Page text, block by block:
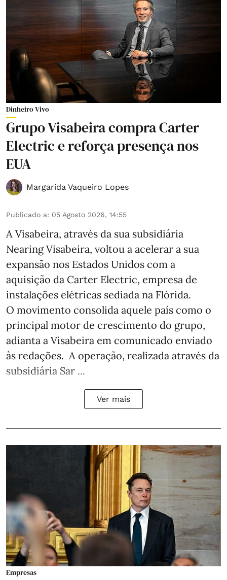
Dinheiro Vivo
Grupo Visabeira compra Carter
Electric e reforça presença nos
EUA
Margarida Vaqueiro Lopes
Publicado a: 05 Agosto 2026, 14:55
A Visabeira, através da sua subsidiária
Nearing Visabeira, voltou a acelerar a sua
expansão nos Estados Unidos com a
aquisição da Carter Electric, empresa de
instalações elétricas sediada na Flórida.
O movimento consolida aquele país como o
principal motor de crescimento do grupo,
adianta a Visabeira em comunicado enviado
às redações. A operação, realizada através da
subsidiária Sar ...
Ver mais
Empresas